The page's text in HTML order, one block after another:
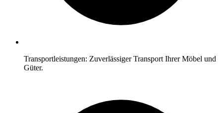
Transportleistungen: Zuverlässiger Transport Ihrer Möbel und
Güter.